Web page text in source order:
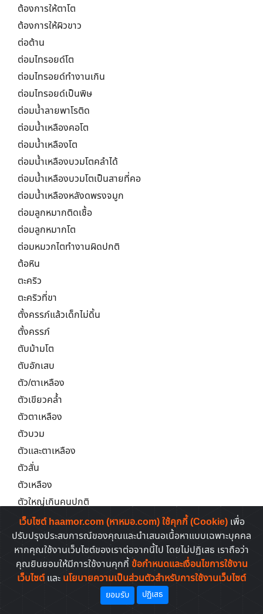
ต้องการให้ตาโต
ต้องการให้ผิวขาว
ต่อต้าน
ต่อมไทรอยด์โต
ต่อมไทรอยด์ทำงานเกิน
ต่อมไทรอยด์เป็นพิษ
ต่อมน้ำลายพาโรติด
ต่อมน้ำเหลืองคอโต
ต่อมน้ำเหลืองโต
ต่อมน้ำเหลืองบวมโตคลำได้
ต่อมน้ำเหลืองบวมโตเป็นสายที่คอ
ต่อมน้ำเหลืองหลังดพรงจมูก
ต่อมลูกหมากติดเชื้อ
ต่อมลูกหมากโต
ต่อมหมวกไตทำงานผิดปกติ
ต้อหิน
ตะคริว
ตะคริวที่ขา
ตั้งครรภ์แล้วเด็กไม่ดิ้น
ตั้งครรภ์
ตับม้ามโต
ตับอักเสบ
ตัว/ตาเหลือง
ตัวเขียวคล้ำ
ตัวตาเหลือง
ตัวบวม
ตัวและตาเหลือง
ตัวสั่น
ตัวเหลือง
ตัวใหญ่เกินคนปกติ
ตากระตุก
ตาเข
ตาเขม่น
ตาแดง
เว็บไซต์ haamor.com (หาหมอ.com) ใช้คุกกี้ (Cookie) เพื่อ
ปรับปรุงประสบการณ์ของคุณและนำเสนอเนื้อหาแบบเฉพาะบุคคล
หากคุณใช้งานเว็บไซต์ของเราต่อจากนี้ไป โดยไม่ปฏิเสธ เราถือว่า
คุณยินยอมให้มีการใช้งานคุกกี้ ข้อกำหนดและเงื่อนไขการใช้งาน
เว็บไซต์และ นโยบายความเป็นส่วนตัวสำหรับการใช้งานเว็บไซต์
ยอมรับ ปฏิเสธ